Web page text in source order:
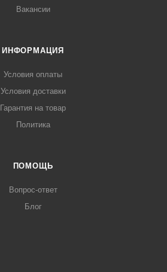
Вакансии
ИНФОРМАЦИЯ
Условия оплаты
Условия доставки
Гарантия на товар
Политика
ПОМОЩЬ
Вопрос-ответ
Блог